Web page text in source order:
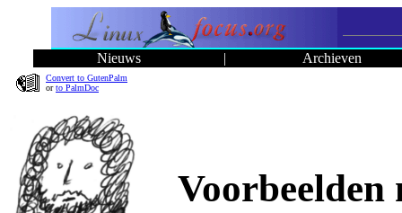
Nieuws | Archieven
Convert to GutenPalm
orto PalmDoc
Voorbeelden